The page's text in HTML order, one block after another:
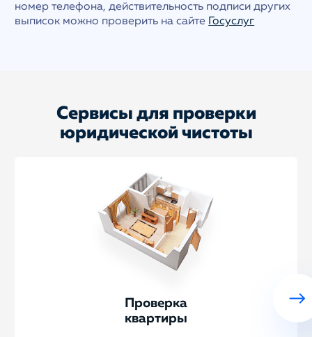
номер телефона, действительность подписи других
выписок можно проверить на сайте
Госуслуг
Сервисы для проверки
юридической чистоты
Проверка
квартиры